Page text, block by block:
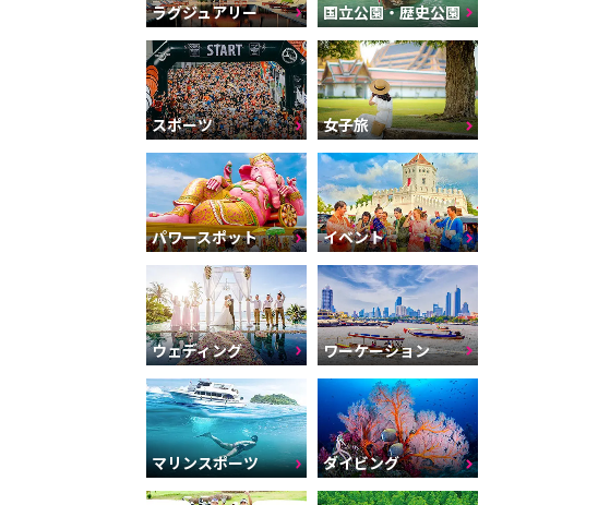
ラグジュアリー 国立公園・歴史公園
スポーツ 女子旅
パワースポット イベント
ウェディング ワーケーション
マリンスポーツ ダイビング